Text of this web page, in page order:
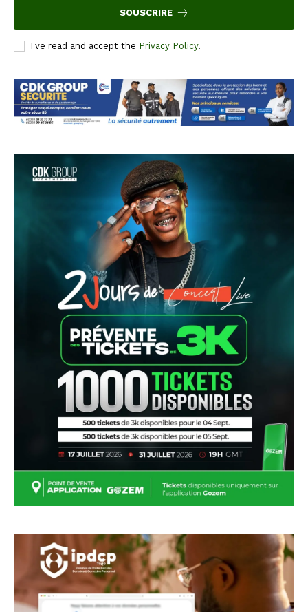
SOUSCRIRE
I've read and accept the Privacy Policy.